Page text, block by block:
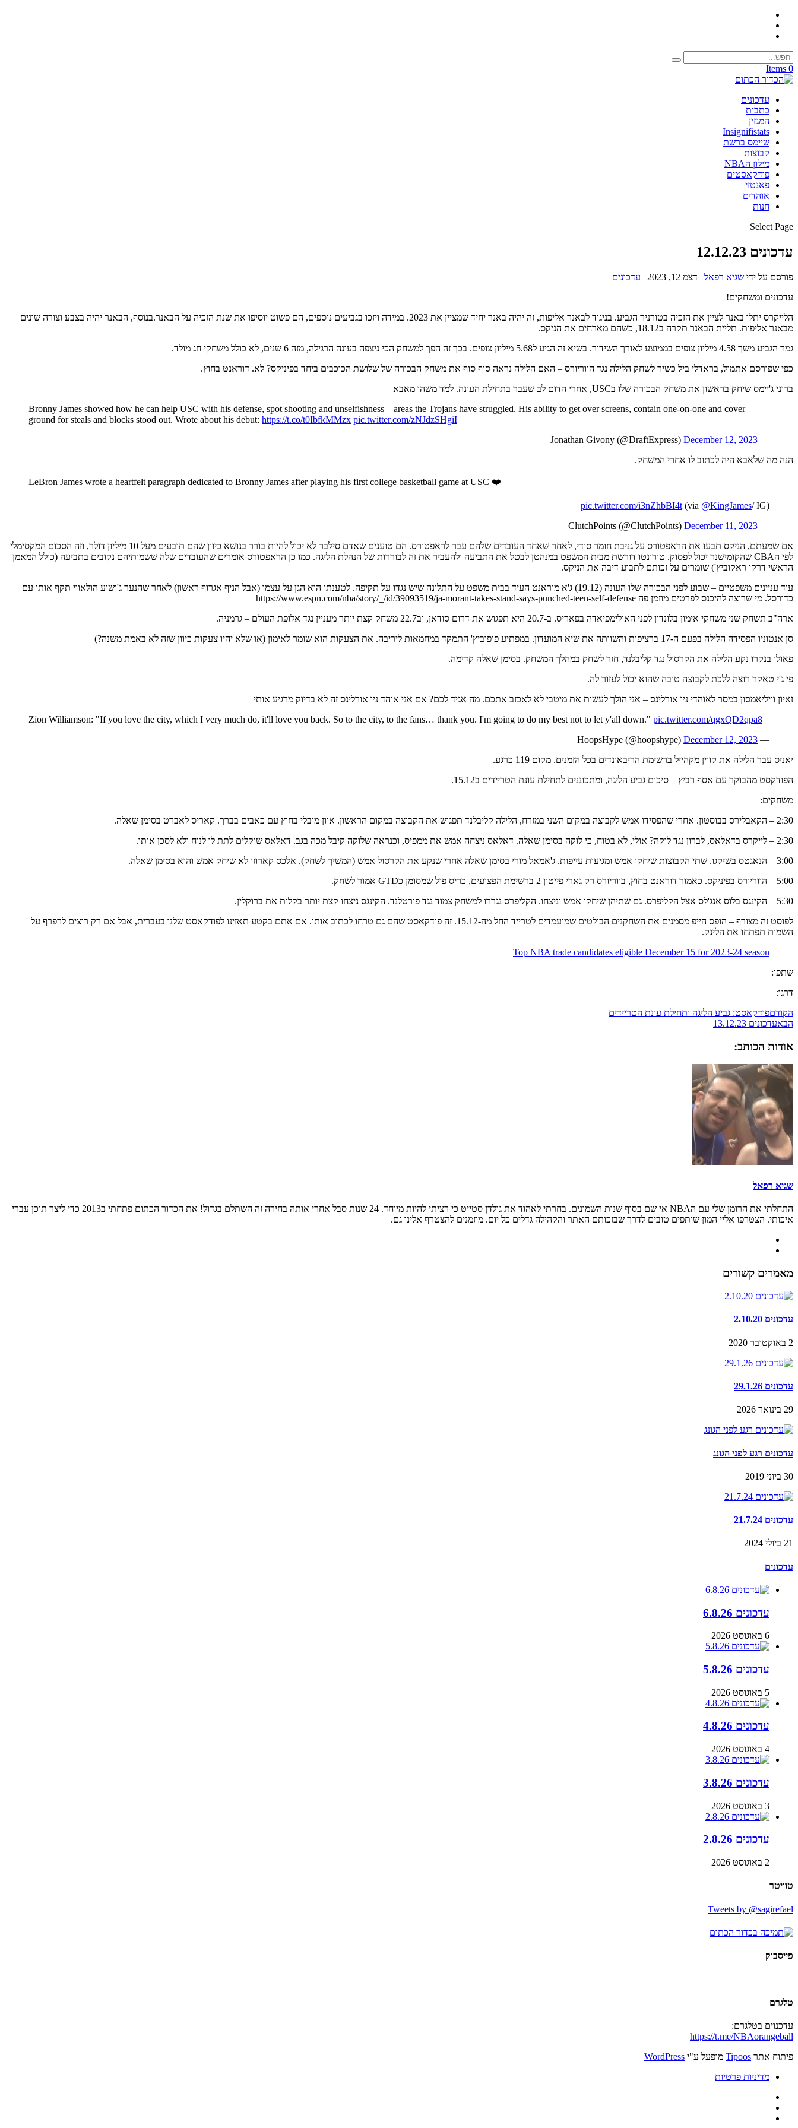
0 Items
עדכונים
כתבות
המגזין
Insignifistats
שיימס ברשת
קבוצות
מילון הNBA
פודקאסטים
פאנטזי
אוהדים
חנות
Select Page
עדכונים 12.12.23
פורסם על ידי שגיא רפאל | דצמ 12, 2023 | עדכונים |
עדכונים ומשחקים!
הלייקרס יתלו באנר לציין את הזכיה בטורניר הגביע. בניגוד לבאנר אליפות, זה יהיה באנר יחיד שמציין את 2023. במידה ויזכו בגביעים נוספים, הם פשוט יוסיפו את שנת הזכיה על הבאנר.בנוסף, הבאנר יהיה בצבע וצורה שונים
מבאנר אליפות. תליית הבאנר תקרה ב18.12, כשהם מארחים את הניקס.
גמר הגביע משך 4.58 מיליון צופים בממוצע לאורך השידור. בשיא זה הגיע ל5.68 מיליון צופים. בכך זה הפך למשחק הכי ניצפה בעונה הרגילה, מזה 6 שנים, לא כולל משחקי חג מולד.
כפי שפורסם אתמול, בראדלי ביל כשיר לשחק הלילה נגד הווריורס – האם הלילה נראה סוף סוף את משחק הבכורה של שלושת הכוכבים ביחד בפיניקס? לא. דוראנט בחוץ.
ברוני ג'יימס שיחק בראשון את משחק הבכורה שלו בUSC, אחרי הדום לב שעבר בתחילת העונה. למד משהו מאבא
Bronny James showed how he can help USC with his defense, spot shooting and unselfishness – areas the Trojans have struggled. His ability to get over screens, contain one-on-one and cover
ground for steals and blocks stood out. Wrote about his debut: https://t.co/t0IbfkMMzx pic.twitter.com/zNJdzSHgiI
— Jonathan Givony (@DraftExpress)
December 12, 2023
הנה מה שלאבא היה לכתוב לו אחרי המשחק.
LeBron James wrote a heartfelt paragraph dedicated to Bronny James after playing his first college basketball game at USC ❤️
(via
@KingJames/ IG)
pic.twitter.com/i3nZhbBI4t
— ClutchPoints (@ClutchPoints)
December 11, 2023
אם שמעתם, הניקס תבעו את הראפטורס על גניבת חומר סודי, לאחר שאחד העובדים שלהם עבר לראפטורס. הם טוענים שאדם סילבר לא יכול להיות בורר בנושא כיוון שהם תובעים מעל 10 מיליון דולר, וזה הסכום המקסימלי
לפי הCBA שהקומישנר יכול לפסוק. טורונטו דורשת מבית המשפט במנהטן לבטל את התביעה ולהעביר את זה לבוררות של הנהלת הליגה. כמו כן הראפטורס אומרים שהעובדים שלה ששמותיהם נקובים בתביעה (כולל המאמן
הראשי דרקו ראקוביץ') שומרים על זכותם לתבוע דיבה את הניקס.
עוד עניינים משפטיים – שבוע לפני הבכורה שלו העונה (19.12) ג'א מוראנט העיד בבית משפט על התלונה שיש נגדו על תקיפה. לטענתו הוא הגן על עצמו (אבל הניף אגרוף ראשון) לאחר שהנער ג'ושוע הולאווי תקף אותו עם
כדורסל. מי שרוצה להיכנס לפרטים מוזמן פה https://www.espn.com/nba/story/_/id/39093519/ja-morant-takes-stand-says-punched-teen-self-defense
ארה"ב תשחק שני משחקי אימון בלונדון לפני האולימפיאדה בפאריס. ב-20.7 היא תפגוש את דרום סודאן, וב22.7 משחק קצת יותר מעניין נגד אלופת העולם – גרמניה.
סן אנטוניו הפסידה הלילה בפעם ה-17 ברציפות והשוותה את שיא המועדון. במפתיע פופוביץ' התמקד במחמאות ליריבה. את הצעקות הוא שומר לאימון (או שלא יהיו צעקות כיוון שזה לא באמת משנה?)
פאולו בנקרו נקע הלילה את הקרסול נגד קליבלנד, חזר לשחק במהלך המשחק. בסימן שאלה קדימה.
פי ג'י טאקר רוצה ללכת לקבוצה טובה שהוא יכול לעזור לה.
זאיון וויליאמסון במסר לאוהדי ניו אורלינס – אני הולך לעשות את מיטבי לא לאכזב אתכם. מה אגיד לכם? אם אני אוהד ניו אורלינס זה לא בדיוק מרגיע אותי
Zion Williamson: "If you love the city, which I very much do, it'll love you back. So to the city, to the fans… thank you. I'm going to do my best not to let y'all down." pic.twitter.com/qgxQD2qpa8
— HoopsHype (@hoopshype)
December 12, 2023
יאניס עבר הלילה את קווין מקהייל ברשימת הריבאונדים בכל הזמנים. מקום 119 כרגע.
הפודקסט מהבוקר עם אסף רביץ – סיכום גביע הליגה, ומתכוננים לתחילת עונת הטריידים ב15.12.
משחקים:
2:30 – הקאבלירס בבוסטון. אחרי שהפסידו אמש לקבוצה במקום השני במזרח, הלילה קליבלנד תפגוש את הקבוצה במקום הראשון. אוון מובלי בחוץ עם כאבים בברך. קאריס לאברט בסימן שאלה.
2:30 – לייקרס בדאלאס, לברון נגד לוקה? אולי, לא בטוח, כי לוקה בסימן שאלה. דאלאס ניצחה אמש את ממפיס, וכנראה שלוקה קיבל מכה בגב. דאלאס שוקלים לתת לו לנוח ולא לסכן אותו.
3:00 – הנאגטס בשיקגו. שתי הקבוצות שיחקו אמש ומגיעות עייפות. ג'אמאל מורי בסימן שאלה אחרי שנקע את הקרסול אמש (המשיך לשחק). אלכס קארוזו לא שיחק אמש והוא בסימן שאלה.
5:00 – הווריורס בפיניקס. כאמור דוראנט בחוץ, בווריורס רק גארי פייטון 2 ברשימת הפצועים, כריס פול שמסומן כGTD אמור לשחק.
5:30 – הקינגס בלוס אנג'לס אצל הקליפרס. גם שתיהן שיחקו אמש וניצחו. הקליפרס נגררו למשחק צמוד נגד פורטלנד. הקינגס ניצחו קצת יותר בקלות את ברוקלין.
לפוסט זה מצורף – הופס הייפ מסמנים את השחקנים הבולטים שמועמדים לטרייד החל מה-15.12. זה פודקאסט שהם גם טרחו לכתוב אותו. אם אתם בקטע תאזינו לפודקאסט שלנו בעברית, אבל אם רק רוצים לרפרף על
השמות תפתחו את הלינק.
Top NBA trade candidates eligible December 15 for 2023-24 season
שתפו:
דרגו:
הקודםפודקאסט: גביע הליגה ותחילת עונת הטריידים
הבאעדכונים 13.12.23
אודות הכותב:
שגיא רפאל
התחלתי את הרומן שלי עם הNBA אי שם בסוף שנות השמונים. בחרתי לאהוד את גולדן סטייט כי רציתי להיות מיוחד. 24 שנות סבל אחרי אותה בחירה זה השתלם בגדול! את הכדור הכתום פתחתי ב2013 כדי ליצר תוכן עברי
איכותי. הצטרפו אליי המון שותפים טובים לדרך שבזכותם האתר והקהילה גדלים כל יום. מוזמנים להצטרף אלינו גם.
מאמרים קשורים
עדכונים 2.10.20
2 באוקטובר 2020
עדכונים 29.1.26
29 בינואר 2026
עדכונים רגע לפני הגונג
30 ביוני 2019
עדכונים 21.7.24
21 ביולי 2024
עדכונים
עדכונים 6.8.26
6 באוגוסט 2026
עדכונים 5.8.26
5 באוגוסט 2026
עדכונים 4.8.26
4 באוגוסט 2026
עדכונים 3.8.26
3 באוגוסט 2026
עדכונים 2.8.26
2 באוגוסט 2026
טוויטר
Tweets by @sagirefael
פייסבוק
טלגרם
עדכנוים בטלגרם:
https://t.me/NBAorangeball
פיתוח אתר Tipoos מופעל ע"י WordPress
מדיניות פרטיות